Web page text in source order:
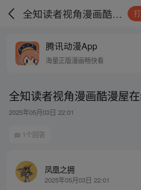
全知读者视角漫画酷漫屋在线观看
腾讯动漫App
海量正版漫画畅快看
全知读者视角漫画酷漫屋
2025年05月03日 22:01
1个回答
凤凰之拥
2025年05月03日 22:01